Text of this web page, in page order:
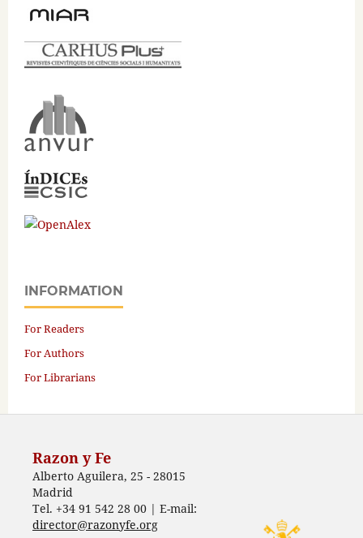
INFORMATION
For Readers
For Authors
For Librarians
Razon y Fe
Alberto Aguilera, 25 - 28015
Madrid
Tel. +34 91 542 28 00 | E-mail:
director@razonyfe.org